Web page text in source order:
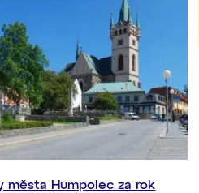
města Humpolec za rok